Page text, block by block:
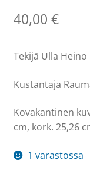
40,00 €
Tekijä Ulla Heino
Kustantaja
Kovakantinen
cm, kork. 25,26
1 varastossa